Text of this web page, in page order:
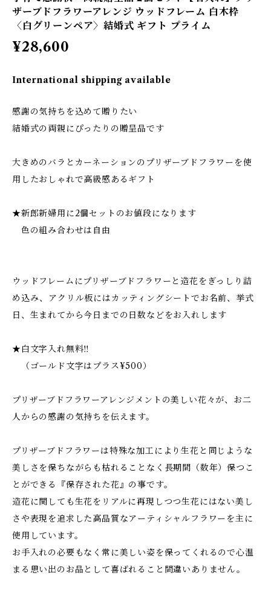
ザーブドフラワーアレンジ ウッドフレーム 白木枠
〈白グリーンペア〉結婚式 ギフト プライム
¥28,600
International shipping available
感謝の気持ちを込めて贈りたい
結婚式の両親にぴったりの贈呈品です
大きめのバラとカーネーションのプリザーブドフラワーを使
用したおしゃれで高級感あるギフト
★新郎新婦用に2個セットのお値段になります
色の組み合わせは自由
ウッドフレームにプリザーブドフラワーと造花をぎっしり詰
め込み、アクリル板にはカッティングシートでお名前、挙式
日、生まれてから今日までの日数などをお入れします
★白文字入れ無料‼︎
（ゴールド文字はプラス¥500）
プリザーブドフラワーアレンジメントの美しい花々が、お二
人からの感謝の気持ちを伝えます。
プリザーブドフラワーは特殊な加工により生花と同じような
美しさを保ちながらも枯れることなく長期間（数年）保つこ
とができる『保存された花』の事です。
造花に関しても生花をリアルに再現しつつ生花にはない美し
さや表現を追求した高品質なアーティシャルフラワーを主に
使用しています。
お手入れの必要もなく常に美しい姿を保ってくれるので心温
まる思い出のお品として喜ばれること間違いありません。